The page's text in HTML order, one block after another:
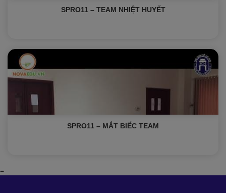
SPRO11 – TEAM NHIỆT HUYẾT
SPRO11 – MẮT BIẾC TEAM
=